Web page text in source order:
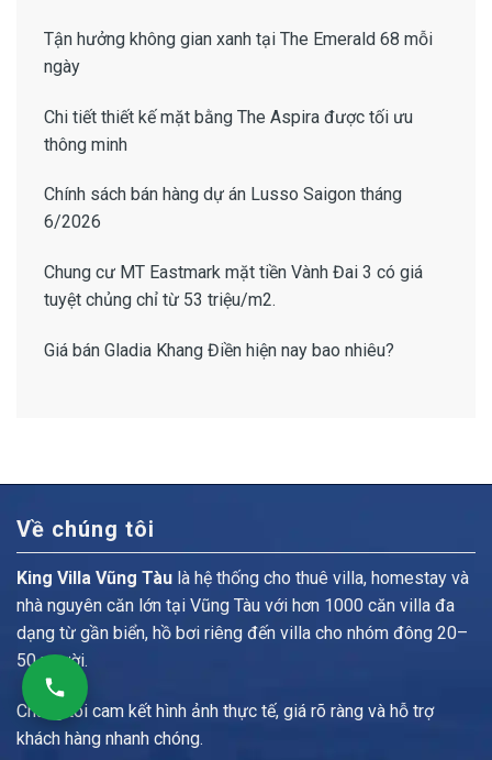
Tận hưởng không gian xanh tại The Emerald 68 mỗi
ngày
Chi tiết thiết kếmặt bằng The Aspira được tối ưu
thông minh
Chính sách bán hàng dự án Lusso Saigon tháng
6/2026
Chung cư MT Eastmark mặt tiền Vành Đai 3 có giá
tuyệt chủng chỉ từ 53 triệu/m2.
Giá bán Gladia Khang Điền hiện nay bao nhiêu?
Về chúng tôi
King Villa Vũng Tàu là hệ thống cho thuê villa, homestay và
nhà nguyên căn lớn tại Vũng Tàu với hơn 1000 căn villa đa
dạng từ gần biển, hồ bơi riêng đến villa cho nhóm đông 20–
50 người.
Chúng tôi cam kết hình ảnh thực tế, giá rõ ràng và hỗ trợ
khách hàng nhanh chóng.